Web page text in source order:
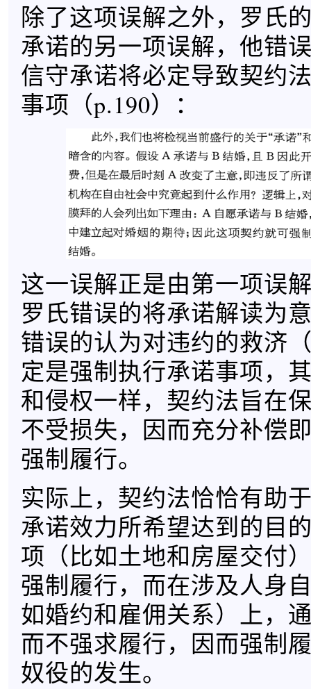
除了这项误解之外，罗氏
承诺的另一项误解，他错
信守承诺将必定导致契约
事项（p.190）：
这一误解正是由第一项误
罗氏错误的将承诺解读为
错误的认为对违约的救济
定是强制执行承诺事项，
和侵权一样，契约法旨在
不受损失，因而充分补偿
强制履行。
实际上，契约法恰恰有助
承诺效力所希望达到的目
项（比如土地和房屋交付
强制履行，而在涉及人身
如婚约和雇佣关系）上，
而不强求履行，因而强制
奴役的发生。